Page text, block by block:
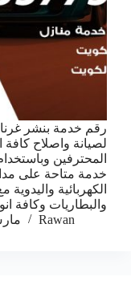
رقم خدمة بنشر
لصيانة واصلاح
المحترفين
خدمة متاحة على
الكهربائية واليدوية
والبطاريات وكافة
Rawan
مارس